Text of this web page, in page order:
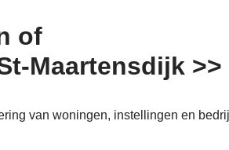
of
Maartensdijk >>
van woningen, instellingen en